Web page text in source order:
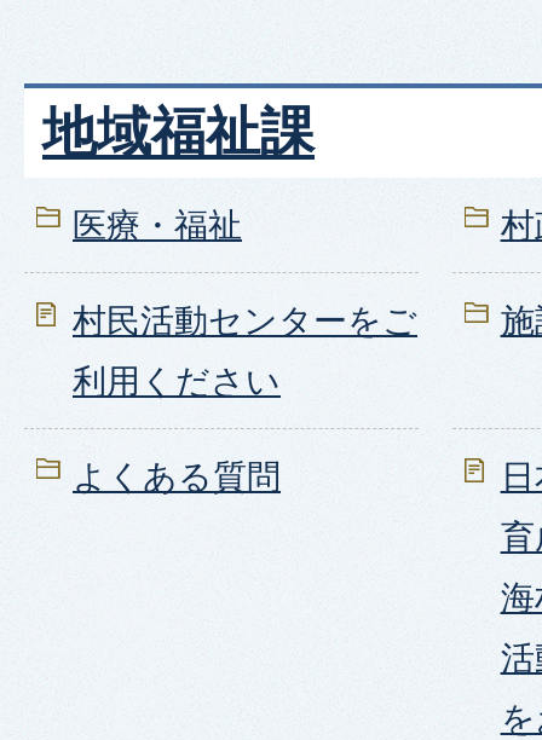
地域福祉課
医療・福祉 村
村民活動センターをご
利用ください
施
よくある質問
育
海